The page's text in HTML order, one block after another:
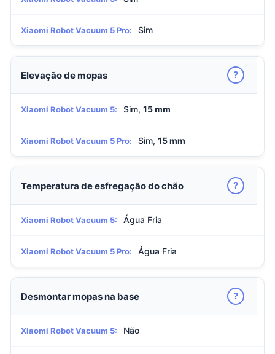
Xiaomi Robot Vacuum 5 Pro: Sim
Elevação de mopas ?
Xiaomi Robot Vacuum 5: Sim, 15 mm
Xiaomi Robot Vacuum 5 Pro: Sim, 15 mm
Temperatura de esfregação do chão ?
Xiaomi Robot Vacuum 5: Água Fria
Xiaomi Robot Vacuum 5 Pro: Água Fria
Desmontar mopas na base ?
Xiaomi Robot Vacuum 5: Não